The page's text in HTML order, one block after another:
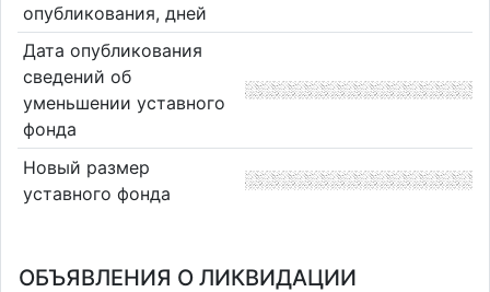
опубликования, дней
Дата опубликования
сведений об
уменьшении уставного
фонда
Новый размер
уставного фонда
ОБЪЯВЛЕНИЯ О ЛИКВИДАЦИИ